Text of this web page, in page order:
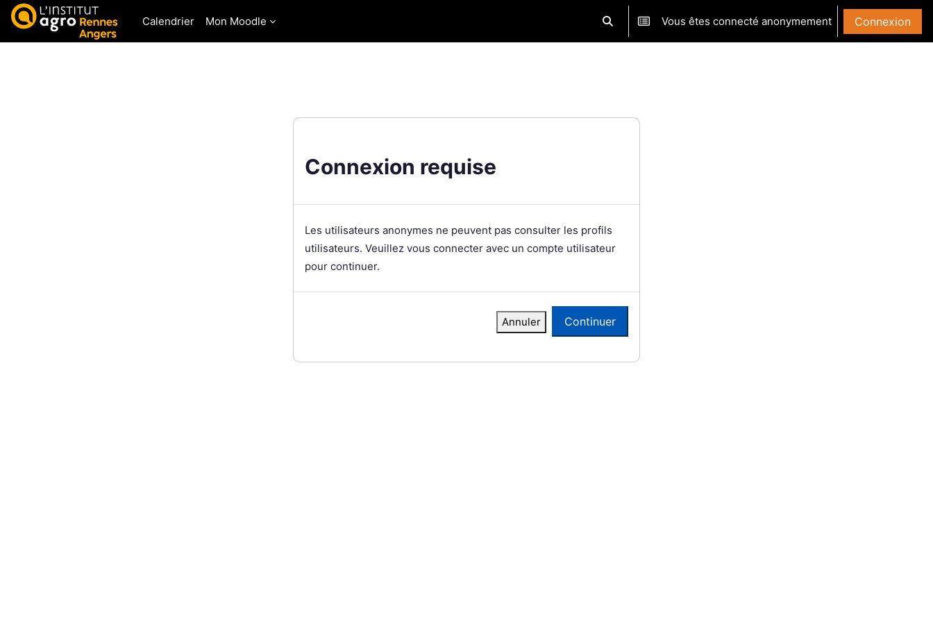
Passer au contenu principal
Calendrier
Mon Moodle Activer/désactiver la saisie de recherche
Vous êtes connecté anonymement Connexion
Connexion requise
Les utilisateurs anonymes ne peuvent pas consulter les profils
utilisateurs. Veuillez vous connecter avec un compte utilisateur
pour continuer.
Annuler Continuer